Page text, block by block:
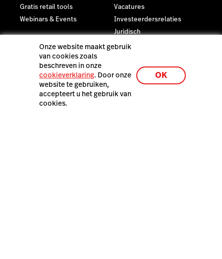
Gratis retail tools
Webinars & Events
Vacatures
Investeerdersrelaties
Juridisch
Privacy & Veiligheid
Laatste resources
De Lightspeed Restaurant
Onze website maakt gebruik
van cookies zoals
beschreven in onze
cookieverklaring. Door onze
website te gebruiken,
accepteert u het gebruik van
cookies.
OK